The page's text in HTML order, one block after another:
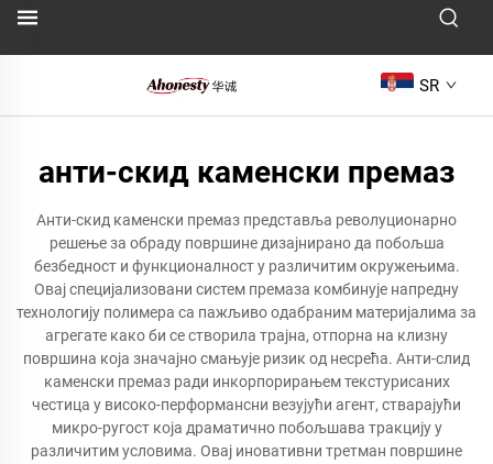
SR
анти-скид каменски премаз
Анти-скид каменски премаз представља револуционарно
решење за обраду површине дизајнирано да побољша
безбедност и функционалност у различитим окружењима.
Овај специјализовани систем премаза комбинује напредну
технологију полимера са пажљиво одабраним материјалима за
агрегате како би се створила трајна, отпорна на клизну
површина која значајно смањује ризик од несрећа. Анти-слид
каменски премаз ради инкорпорирањем текстурисаних
честица у високо-перформансни везујући агент, стварајући
микро-ругост која драматично побољшава тракцију у
различитим условима. Овај иновативни третман површине